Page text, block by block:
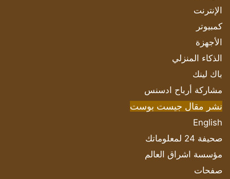
الإنترنت
كمبيوتر
الأجهزة
الذكاء المنزلي
باك لينك
مشاركة أرباح ادسنس
نشر مقال جيست بوست
English
صحيفة 24 لمعلوماتك
مؤسسة اشراق العالم
صفحات